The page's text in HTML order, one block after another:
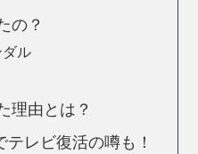
の？
ル
理由とは？
レビ復活の噂も！